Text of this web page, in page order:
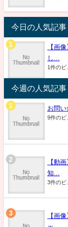
今日の人気記事
【画
し...
1件のビ
今週の人気記事
お問
9件のビ
【動
知...
3件のビ
【画